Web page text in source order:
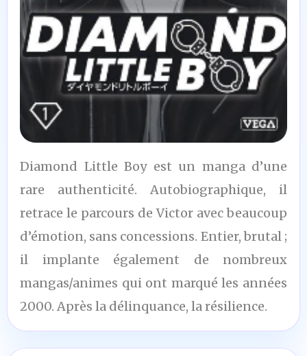
9
/10
Diamond Little Boy est un manga d’une
rare authenticité. Autobiographique, il
retrace le parcours de Victor avec beaucoup
d’émotion, sans concessions. Entier, brutal ;
il implante également de nombreux
mangas/animes qui ont marqué les années
2000. Après la délinquance, la résilience.